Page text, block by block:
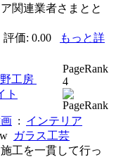
関連業者さまとと
価: 0.00
もっと詳
工房
PageRank
4
: インテリア
ガラス工芸
工を一貫して行っ